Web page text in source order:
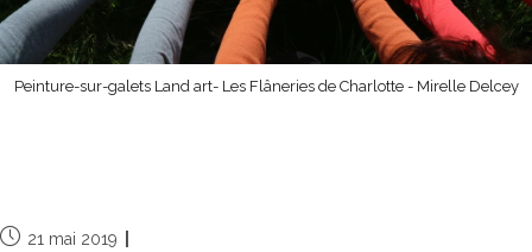
Peinture-sur-galets Land art- Les Flâneries de Charlotte - Mirelle Delcey
21 mai 2019